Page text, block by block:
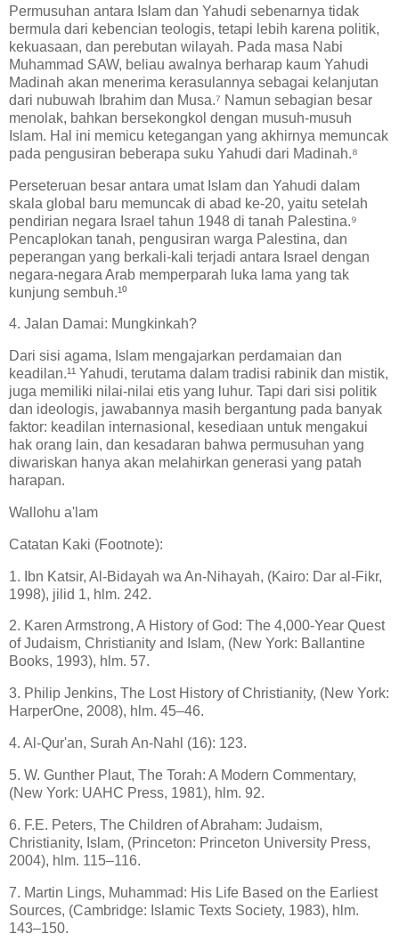
Permusuhan antara Islam dan Yahudi sebenarnya tidak
bermula dari kebencian teologis, tetapi lebih karena politik,
kekuasaan, dan perebutan wilayah. Pada masa Nabi
Muhammad SAW, beliau awalnya berharap kaum Yahudi
Madinah akan menerima kerasulannya sebagai kelanjutan
dari nubuwah Ibrahim dan Musa.⁷ Namun sebagian besar
menolak, bahkan bersekongkol dengan musuh-musuh
Islam. Hal ini memicu ketegangan yang akhirnya memuncak
pada pengusiran beberapa suku Yahudi dari Madinah.⁸
Perseteruan besar antara umat Islam dan Yahudi dalam
skala global baru memuncak di abad ke-20, yaitu setelah
pendirian negara Israel tahun 1948 di tanah Palestina.⁹
Pencaplokan tanah, pengusiran warga Palestina, dan
peperangan yang berkali-kali terjadi antara Israel dengan
negara-negara Arab memperparah luka lama yang tak
kunjung sembuh.¹⁰
4. Jalan Damai: Mungkinkah?
Dari sisi agama, Islam mengajarkan perdamaian dan
keadilan.¹¹ Yahudi, terutama dalam tradisi rabinik dan mistik,
juga memiliki nilai-nilai etis yang luhur. Tapi dari sisi politik
dan ideologis, jawabannya masih bergantung pada banyak
faktor: keadilan internasional, kesediaan untuk mengakui
hak orang lain, dan kesadaran bahwa permusuhan yang
diwariskan hanya akan melahirkan generasi yang patah
harapan.
Wallohu a'lam
Catatan Kaki (Footnote):
1. Ibn Katsir, Al-Bidayah wa An-Nihayah, (Kairo: Dar al-Fikr,
1998), jilid 1, hlm. 242.
2. Karen Armstrong, A History of God: The 4,000-Year Quest
of Judaism, Christianity and Islam, (New York: Ballantine
Books, 1993), hlm. 57.
3. Philip Jenkins, The Lost History of Christianity, (New York:
HarperOne, 2008), hlm. 45–46.
4. Al-Qur'an, Surah An-Nahl (16): 123.
5. W. Gunther Plaut, The Torah: A Modern Commentary,
(New York: UAHC Press, 1981), hlm. 92.
6. F.E. Peters, The Children of Abraham: Judaism,
Christianity, Islam, (Princeton: Princeton University Press,
2004), hlm. 115–116.
7. Martin Lings, Muhammad: His Life Based on the Earliest
Sources, (Cambridge: Islamic Texts Society, 1983), hlm.
143–150.